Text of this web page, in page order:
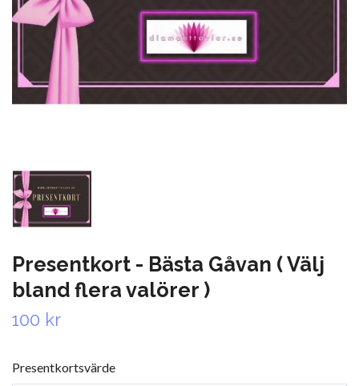
Presentkort - Bästa Gåvan ( Välj
bland flera valörer )
100 kr
Presentkortsvärde